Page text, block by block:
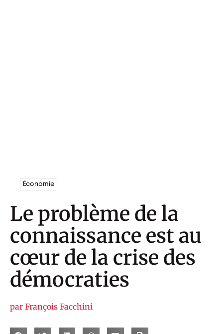
Économie
Le problème de la
connaissance est au
cœur de la crise des
démocraties
par François Facchini